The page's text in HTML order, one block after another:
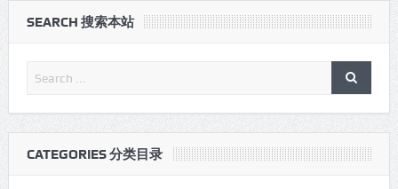
SEARCH 搜索本站
CATEGORIES 分类目录